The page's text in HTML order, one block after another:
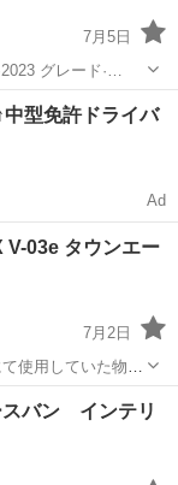
7月5日
グレード·…
中型免許ドライバ
Ad
03e タウンエー
7月2日
使用していた物で
タイヤ
スバン インテリ